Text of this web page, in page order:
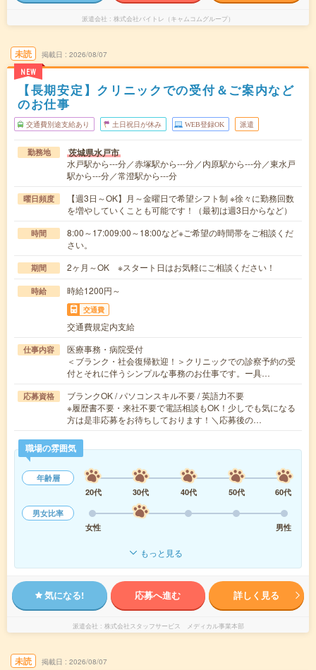
派遣会社 株式会社バイトレ（キャムコムグループ）
未読
NEW
掲載日 2026/08/07
【長期安定】クリニックでの受付＆ご案内など
のお仕事
交通費別途支給あり 土日祝日が休み WEB登録OK 派遣
勤務地 茨城県水戸市
水戸駅から---分／赤塚駅から---分／内原駅から---分／東水戸
駅から---分／常澄駅から---分
曜日頻度
【週3日～OK】月～金曜日で希望シフト制 ※徐々に勤務回数
を増やしていくことも可能です！（最初は週3日からなど）
時間
8:00～17:009:00～18:00など※ご希望の時間帯をご相談くだ
さい。
期間 2ヶ月～OK ※スタート日はお気軽にご相談ください！
時給 時給1200円～
交通費
交通費規定内支給
仕事内容
医療事務・病院受付
＜ブランク・社会復帰歓迎！＞クリニックでの診察予約の受
付とそれに伴うシンプルな事務のお仕事です。ー具…
応募資格
ブランクOK / パソコンスキル不要 / 英語力不要
※履歴書不要・来社不要で電話相談もOK！少しでも気になる
方は是非応募をお待ちしております！＼応募後の…
職場の雰囲気
年齢層
20代
30代 40代 50代
60代
男女比率
女性
男性
もっと見る
気になる! 応募へ進む 詳しく見る
派遣会社 株式会社スタッフサービス メディカル事業本部
未読 掲載日 2026/08/07